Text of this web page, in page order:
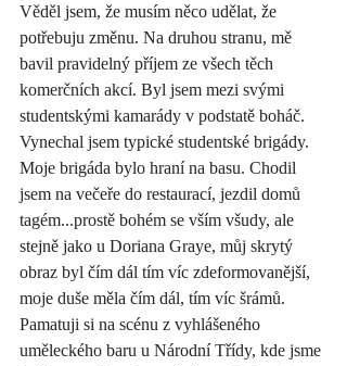
Věděl jsem, že musím něco udělat, že
potřebuju změnu. Na druhou stranu, mě
bavil pravidelný příjem ze všech těch
komerčních akcí. Byl jsem mezi svými
studentskými kamarády v podstatě boháč.
Vynechal jsem typické studentské brigády.
Moje brigáda bylo hraní na basu. Chodil
jsem na večeře do restaurací, jezdil domů
tagém...prostě bohém se vším všudy, ale
stejně jako u Doriana Graye, můj skrytý
obraz byl čím dál tím víc zdeformovanější,
moje duše měla čím dál, tím víc šrámů.
Pamatuji si na scénu z vyhlášeného
uměleckého baru u Národní Třídy, kde jsme